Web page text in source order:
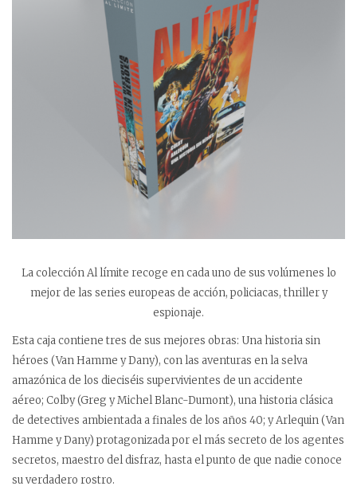
La colección Al límite recoge en cada uno de sus volúmenes lo
mejor de las series europeas de acción, policiacas, thriller y
espionaje.
Esta caja contiene tres de sus mejores obras: Una historia sin
héroes (Van Hamme y Dany), con las aventuras en la selva
amazónica de los dieciséis supervivientes de un accidente
aéreo; Colby (Greg y Michel Blanc-Dumont), una historia clásica
de detectives ambientada a finales de los años 40; y Arlequin (Van
Hamme y Dany) protagonizada por el más secreto de los agentes
secretos, maestro del disfraz, hasta el punto de que nadie conoce
su verdadero rostro.